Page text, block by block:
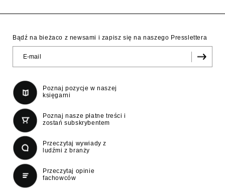
Bądź na bieżaco z newsami i zapisz się na naszego Presslettera
Poznaj pozycje w naszej
księgarni
Poznaj nasze płatne treści i
zostań subskrybentem
Przeczytaj wywiady z
ludźmi z branży
Przeczytaj opinie
fachowców